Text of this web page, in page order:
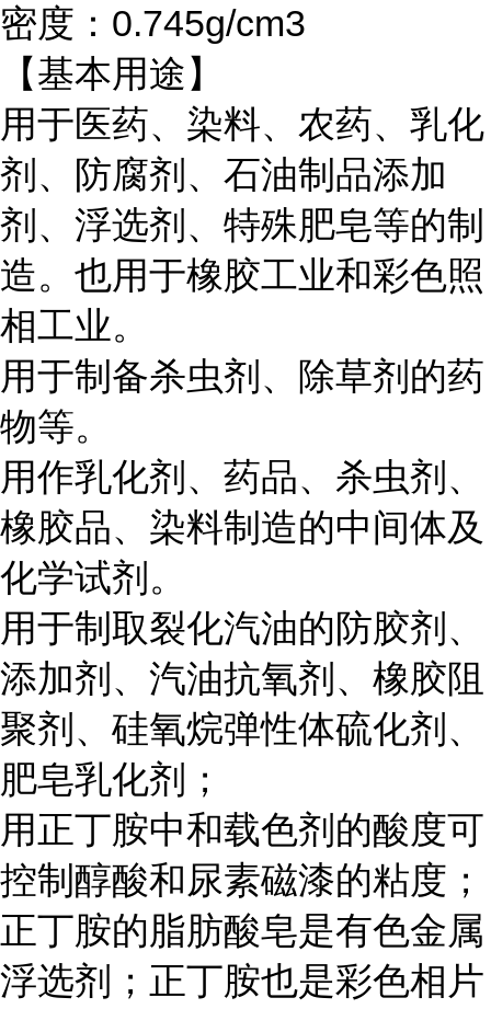
密度：0.745g/cm3
【基本用途】
用于医药、染料、农药、乳化
剂、防腐剂、石油制品添加
剂、浮选剂、特殊肥皂等的制
造。也用于橡胶工业和彩色照
相工业。
用于制备杀虫剂、除草剂的药
物等。
用作乳化剂、药品、杀虫剂、
橡胶品、染料制造的中间体及
化学试剂。
用于制取裂化汽油的防胶剂、
添加剂、汽油抗氧剂、橡胶阻
聚剂、硅氧烷弹性体硫化剂、
肥皂乳化剂；
用正丁胺中和载色剂的酸度可
控制醇酸和尿素磁漆的粘度；
正丁胺的脂肪酸皂是有色金属
浮选剂；正丁胺也是彩色相片